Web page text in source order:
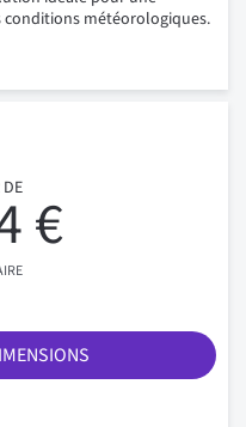
météorologiques.
€